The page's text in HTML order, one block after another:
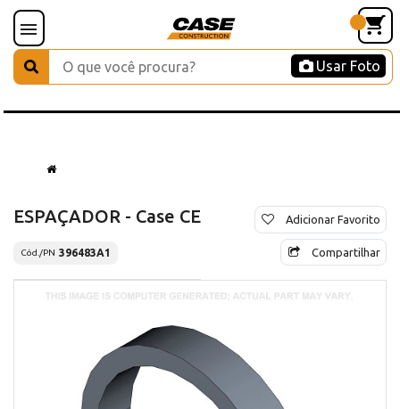
Usar Foto
ESPAÇADOR - Case CE
Cód./PN 396483A1
Adicionar Favorito
Compartilhar